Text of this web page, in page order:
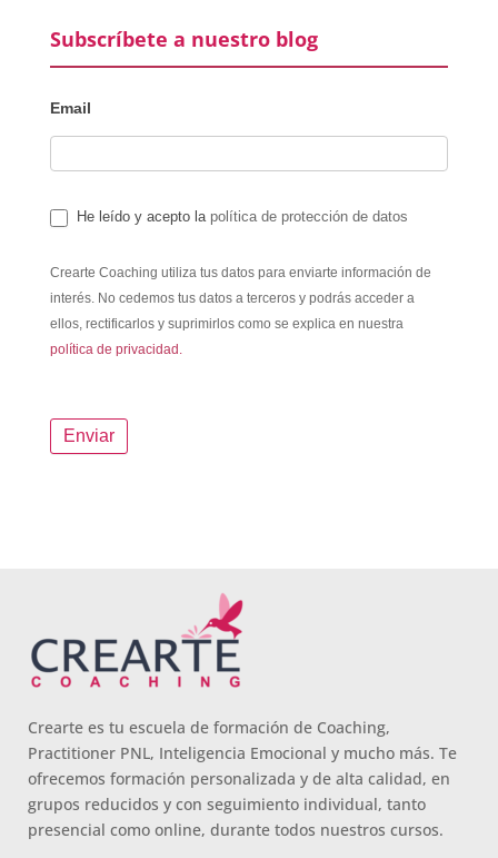
Subscríbete a nuestro blog
Email
He leído y acepto la política de protección de datos
Crearte Coaching utiliza tus datos para enviarte información de
interés. No cedemos tus datos a terceros y podrás acceder a
ellos, rectificarlos y suprimirlos como se explica en nuestra
política de privacidad.
Crearte es tu escuela de formación de Coaching,
Practitioner PNL, Inteligencia Emocional y mucho más. Te
ofrecemos formación personalizada y de alta calidad, en
grupos reducidos y con seguimiento individual, tanto
presencial como online, durante todos nuestros cursos.